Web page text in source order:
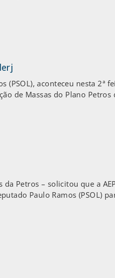
(PSOL), aconteceu nesta 2ª
de Massas do Plano
Petros – solicitou que a
Paulo Ramos (PSOL)